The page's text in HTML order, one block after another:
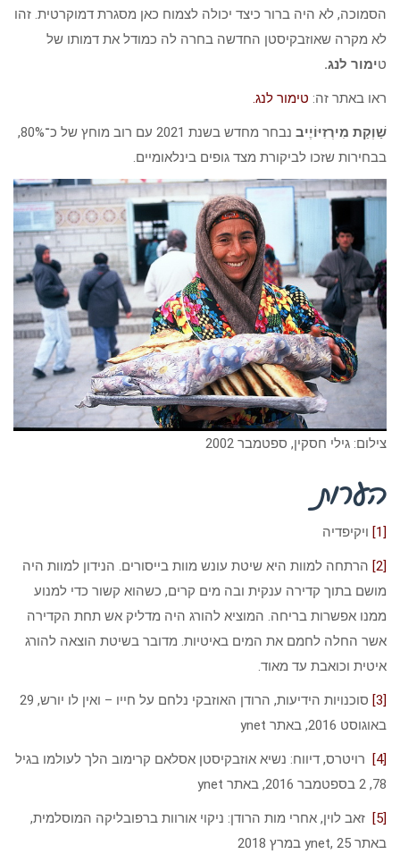
הסמוכה, לא היה ברור כיצד יכולה לצמוח כאן מסגרת דמוקרטית. זהו
לא מקרה שאוזבקיסטן החדשה בחרה לה כמודל את דמותו של
טימור לנג.
ראו באתר זה: טימור לנג.
שַׁוְקַת מִירְזִיּוֹיֶיב
נבחר מחדש בשנת 2021 עם רוב מוחץ של כ־80%,
בבחירות שזכו לביקורת מצד גופים בינלאומיים.
צילום: גילי חסקין, ספטמבר 2002
הערות
[1] ויקיפדיה
[2]
הרתחה למוות היא שיטת עונש מוות בייסורים. הנידון למוות היה
מושם בתוך קדירה ענקית ובה מים קרים, כשהוא קשור כדי למנוע
ממנו אפשרות בריחה. המוציא להורג היה מדליק אש תחת הקדירה
אשר החלה לחמם את המים באיטיות. מדובר בשיטת הוצאה להורג
איטית וכואבת עד מאוד.
[3]
סוכנויות הידיעות, הרודן האוזבקי נלחם על חייו – ואין לו יורש, 29
באוגוסט 2016, באתר ynet
[4]
רויטרס, דיווח: נשיא אוזבקיסטן אסלאם קרימוב הלך לעולמו בגיל
78, 2 בספטמבר 2016, באתר ynet
[5]
זאב לוין, אחרי מות הרודן: ניקוי אורוות ברפובליקה המוסלמית,
באתר ynet, 25 במרץ 2018